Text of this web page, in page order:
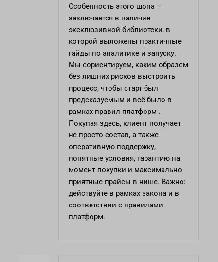
Особенность этого шопа —
заключается в наличие
эксклюзивной библиотеки, в
которой выложены практичные
гайды по аналитике и запуску.
Мы сориентируем, каким образом
без лишних рисков выстроить
процесс, чтобы старт был
предсказуемым и всё было в
рамках правил платформ .
Покупая здесь, клиент получает
не просто состав, а также
оперативную поддержку,
понятные условия, гарантию на
момент покупки и максимально
приятные прайсы в нише. Важно:
действуйте в рамках закона и в
соответствии с правилами
платформ.